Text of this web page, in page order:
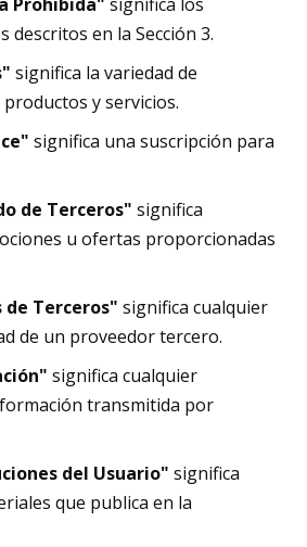
descritos en la Sección 3.
significa la variedad de
y servicios.
significa una suscripción para
de Terceros" significa
u ofertas proporcionadas
de Terceros" significa cualquier
de un proveedor tercero.
significa cualquier
transmitida por
del Usuario" significa
que publica en la